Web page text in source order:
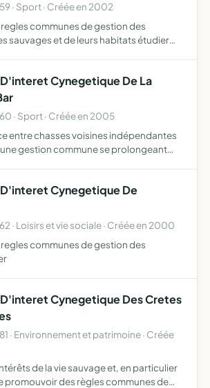
· Sport · Créée en 2002
communes de gestion des
sauvages et de leurs habitats étudier
Cynegetique De La
· Sport · Créée en 2005
entre chasses voisines indépendantes
gestion commune se prolongeant
Cynegetique De
· Loisirs et vie sociale · Créée en 2000
communes de gestion des
Cynegetique Des Cretes
· Environnement et patrimoine · Créée
de la vie sauvage et, en particulier
promouvoir des règles communes de